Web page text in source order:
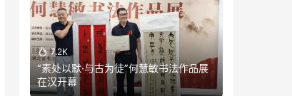
7.2K
“素处以默·与古为徒”何慧敏书法作品展
在汉开幕